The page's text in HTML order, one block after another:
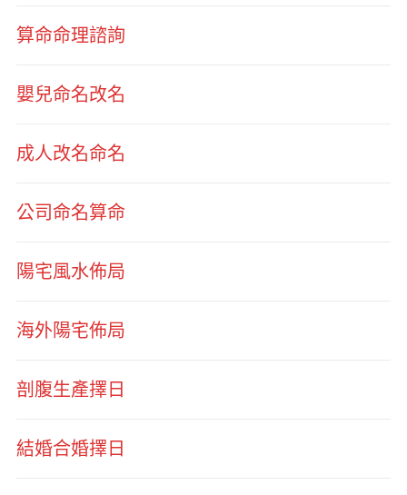
算命命理諮詢
嬰兒命名改名
成人改名命名
公司命名算命
陽宅風水佈局
海外陽宅佈局
剖腹生產擇日
結婚合婚擇日